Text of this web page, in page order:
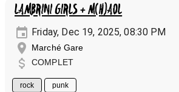
LAMBRINI GIRLS + M(H)AOL
Friday, Dec 19, 2025, 08:30 PM
Marché Gare
COMPLET
rock punk